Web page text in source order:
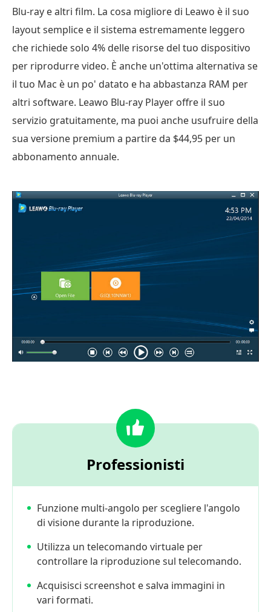
Blu-ray e altri film. La cosa migliore di Leawo è il suo
layout semplice e il sistema estremamente leggero
che richiede solo 4% delle risorse del tuo dispositivo
per riprodurre video. È anche un'ottima alternativa se
il tuo Mac è un po' datato e ha abbastanza RAM per
altri software. Leawo Blu-ray Player offre il suo
servizio gratuitamente, ma puoi anche usufruire della
sua versione premium a partire da $44,95 per un
abbonamento annuale.
Professionisti
Funzione multi-angolo per scegliere l'angolo
di visione durante la riproduzione.
Utilizza un telecomando virtuale per
controllare la riproduzione sul telecomando.
Acquisisci screenshot e salva immagini in
vari formati.